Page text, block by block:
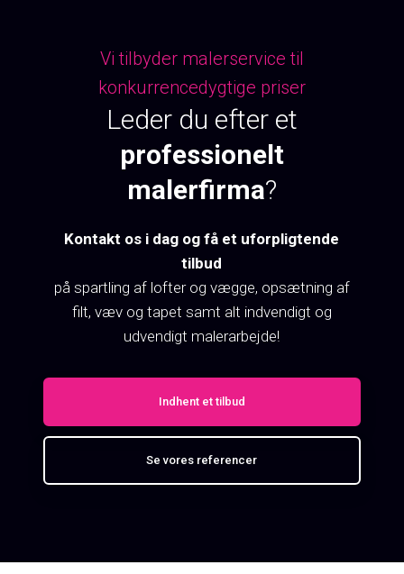
Vi tilbyder malerservice til
konkurrencedygtige priser
Leder du efter et
professionelt
malerfirma?
​Kontakt os i dag og få et uforpligtende
tilbud
​​på spartling af lofter og vægge, opsætning af
filt, væv og tapet samt alt indvendigt og
udvendigt malerarbejde!
Indhent et tilbud
Se vores referencer